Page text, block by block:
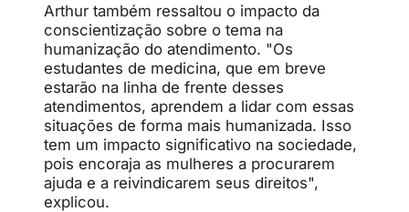
Arthur também ressaltou o impacto da
conscientização sobre o tema na
humanização do atendimento. "Os
estudantes de medicina, que em breve
estarão na linha de frente desses
atendimentos, aprendem a lidar com essas
situações de forma mais humanizada. Isso
tem um impacto significativo na sociedade,
pois encoraja as mulheres a procurarem
ajuda e a reivindicarem seus direitos",
explicou.